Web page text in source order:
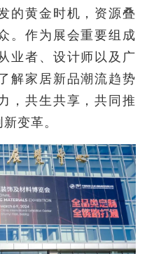
的黄金时机，资源叠
。作为展会重要组成
业者、设计师以及广
解家居新品潮流趋势
，共生共享，共同推
变革。